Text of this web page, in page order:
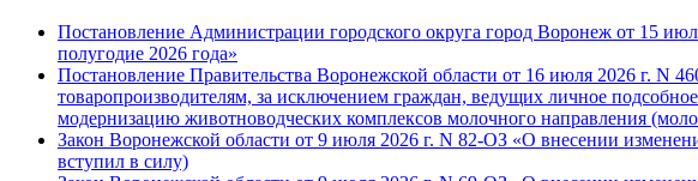
Постановление Администрации городского округа город Воронеж от 15
полугодие 2026 года»
Постановление Правительства Воронежской области от 16 июля 2026 г. N
товаропроизводителям, за исключением граждан, ведущих личное
модернизацию животноводческих комплексов молочного направления
Закон Воронежской области от 9 июля 2026 г. N 82-ОЗ «О внесении
вступил в силу)